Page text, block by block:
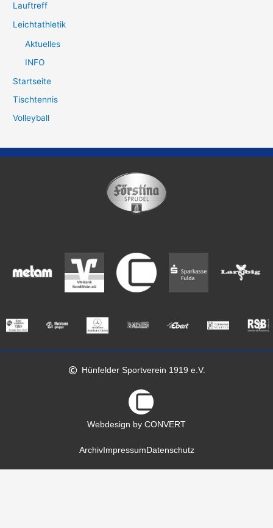
Lauftreff
Leichtathletik
Aktuelles
INFO
Startseite
Tischtennis
Volleyball
Hünfelder Sportverein 1919 e.V.
Webdesign by CONVERT
ArchivImpressumDatenschutz